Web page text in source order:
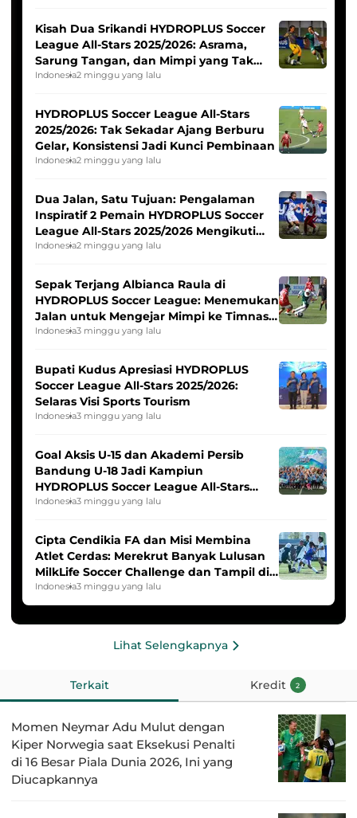
Kisah Dua Srikandi HYDROPLUS Soccer
League All-Stars 2025/2026: Asrama,
Sarung Tangan, dan Mimpi yang Tak
Pernah Padam
Indonesia2 minggu yang lalu
HYDROPLUS Soccer League All-Stars
2025/2026: Tak Sekadar Ajang Berburu
Gelar, Konsistensi Jadi Kunci Pembinaan
Indonesia2 minggu yang lalu
Dua Jalan, Satu Tujuan: Pengalaman
Inspiratif 2 Pemain HYDROPLUS Soccer
League All-Stars 2025/2026 Mengikuti
Seleksi Timnas Indonesia Putri
Indonesia2 minggu yang lalu
Sepak Terjang Albianca Raula di
HYDROPLUS Soccer League: Menemukan
Jalan untuk Mengejar Mimpi ke Timnas
Indonesia Putri
Indonesia3 minggu yang lalu
Bupati Kudus Apresiasi HYDROPLUS
Soccer League All-Stars 2025/2026:
Selaras Visi Sports Tourism
Indonesia3 minggu yang lalu
Goal Aksis U-15 dan Akademi Persib
Bandung U-18 Jadi Kampiun
HYDROPLUS Soccer League All-Stars
2025/2026
Indonesia3 minggu yang lalu
Cipta Cendikia FA dan Misi Membina
Atlet Cerdas: Merekrut Banyak Lulusan
MilkLife Soccer Challenge dan Tampil di
HYDROPLUS Soccer League
Indonesia3 minggu yang lalu
Lihat Selengkapnya
Terkait Kredit 2
Momen Neymar Adu Mulut dengan
Kiper Norwegia saat Eksekusi Penalti
di 16 Besar Piala Dunia 2026, Ini yang
Diucapkannya